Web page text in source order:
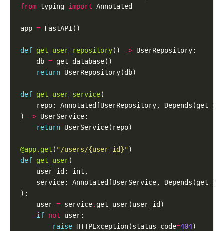
from typing import
app =
def get_user_repository() ->
    db
=
return
def get_user_service
) ->
return
@app.get ( "/users/{user_id}"
def get_user
    user
= service.
if not
raise HTTPException(status_code=404